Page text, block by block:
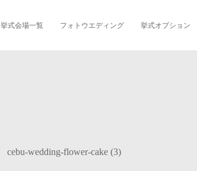
挙式会場一覧 フォトウエディング 挙式オプション
cebu-wedding-flower-cake (3)